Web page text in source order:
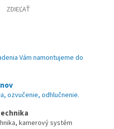
ZDIEĽAŤ
Vám namontujeme do
ozvučenie, odhlučnenie.
kamerový systém